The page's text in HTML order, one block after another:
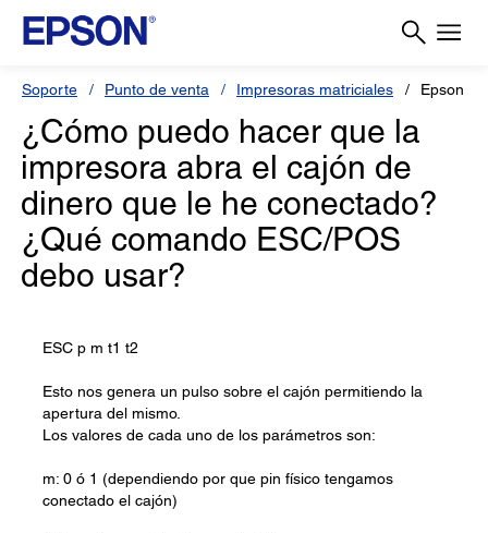
Soporte Punto de venta Impresoras matriciales Epson
¿Cómo puedo hacer que la
impresora abra el cajón de
dinero que le he conectado?
¿Qué comando ESC/POS
debo usar?
ESC p m t1 t2
Esto nos genera un pulso sobre el cajón permitiendo la
apertura del mismo.
Los valores de cada uno de los parámetros son:
m: 0 ó 1 (dependiendo por que pin físico tengamos
conectado el cajón)